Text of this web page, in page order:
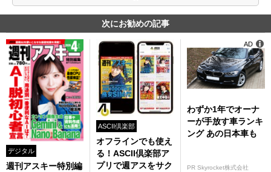
次にお勧めの記事
デジタル
週刊アスキー特別編
ASCII倶楽部
オフラインでも使え
る！ASCII倶楽部ア
プリで週アスをサク
わずか1年でオーナ
ーが手放す車ランキ
ング あの日本車も
PR Skyrocket株式会社
AD